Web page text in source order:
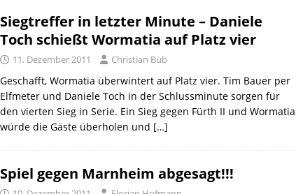
Siegtreffer in letzter Minute – Daniele
Toch schießt Wormatia auf Platz vier
11. Dezember 2011 Christian Bub
Geschafft, Wormatia überwintert auf Platz vier. Tim Bauer per
Elfmeter und Daniele Toch in der Schlussminute sorgen für
den vierten Sieg in Serie. Ein Sieg gegen Fürth II und Wormatia
würde die Gäste überholen und […]
Spiel gegen Marnheim abgesagt!!!